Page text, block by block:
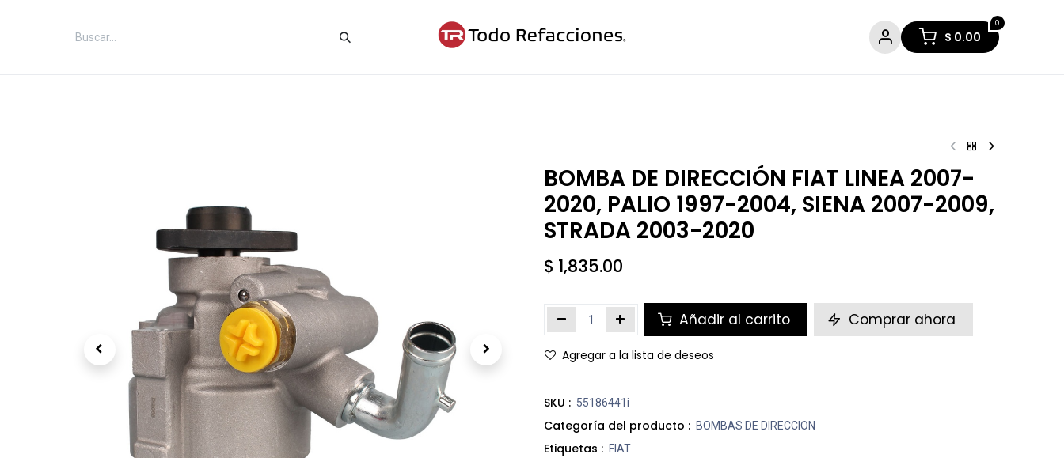
0
$ 0.00
BOMBA DE DIRECCIÓN FIAT LINEA 2007-
2020, PALIO 1997-2004, SIENA 2007-2009,
STRADA 2003-2020
$ 1,835.00
Añadir al carrito Comprar ahora
Agregar a la lista de deseos
SKU : 55186441i
Categoría del producto : BOMBAS DE DIRECCION
Etiquetas : FIAT